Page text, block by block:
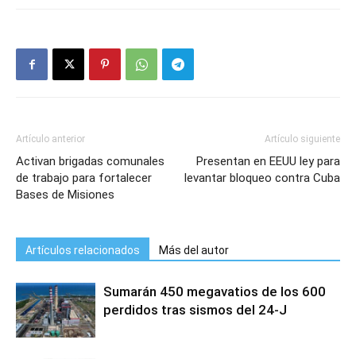
Artículo anterior
Activan brigadas comunales
de trabajo para fortalecer
Bases de Misiones
Artículo siguiente
Presentan en EEUU ley para
levantar bloqueo contra Cuba
Artículos relacionados Más del autor
Sumarán 450 megavatios de los 600
perdidos tras sismos del 24-J